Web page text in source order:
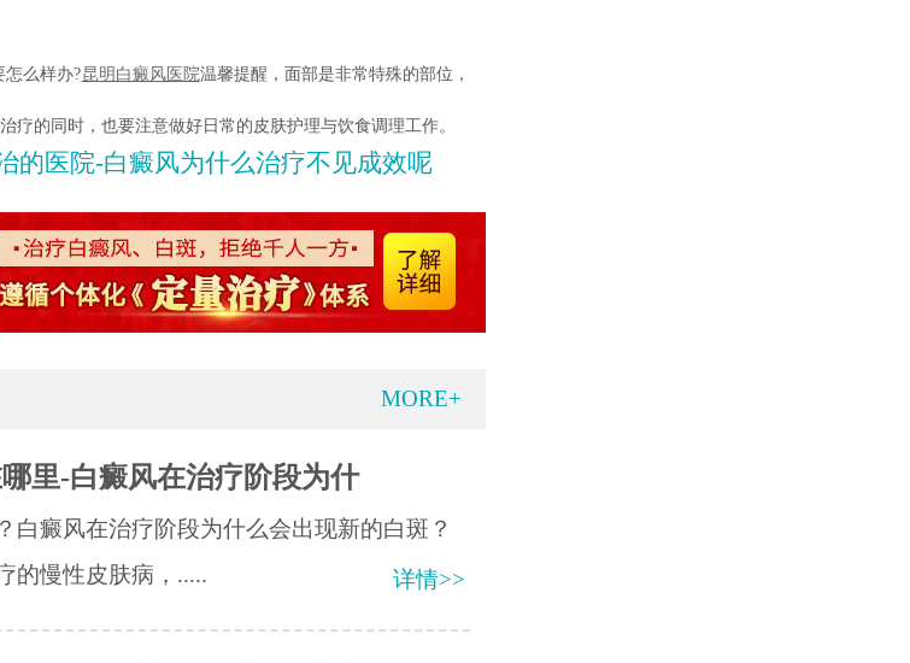
么样办?昆明白癜风医院温馨提醒，面部是非常特殊的部位，
疗的同时，也要注意做好日常的皮肤护理与饮食调理工作。
的医院-白癜风为什么治疗不见成效呢
MORE+
里-白癜风在治疗阶段为什
白癜风在治疗阶段为什么会出现新的白斑？
的慢性皮肤病，.....
详情>>